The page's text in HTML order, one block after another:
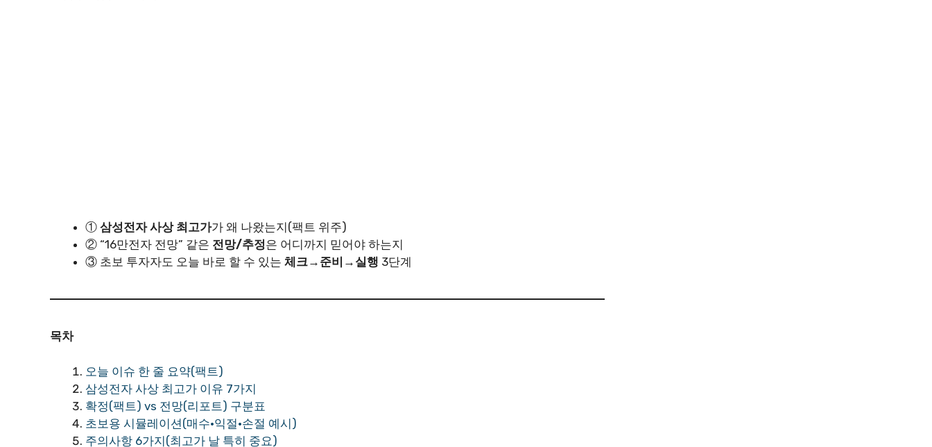
① 삼성전자 사상 최고가가 왜 나왔는지(팩트 위주)
② “16만전자 전망” 같은 전망/추정은 어디까지 믿어야 하는지
③ 초보 투자자도 오늘 바로 할 수 있는 체크→준비→실행 3단계
목차
오늘 이슈 한 줄 요약(팩트)
삼성전자 사상 최고가 이유 7가지
확정(팩트) vs 전망(리포트) 구분표
초보용 시뮬레이션(매수·익절·손절 예시)
주의사항 6가지(최고가 날 특히 중요)